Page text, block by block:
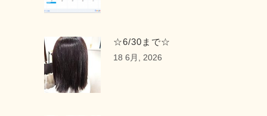
☆6/30まで☆
18 6月, 2026